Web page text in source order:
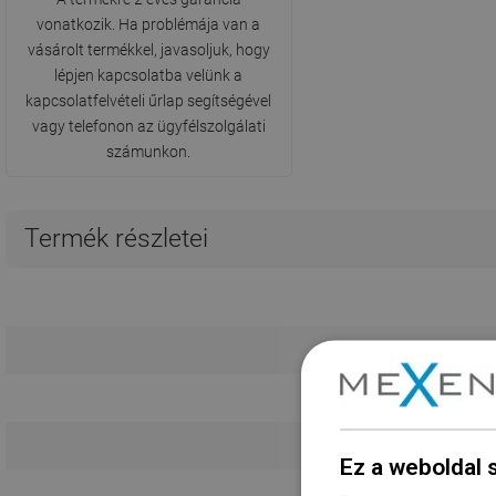
vonatkozik. Ha problémája van a
vásárolt termékkel, javasoljuk, hogy
lépjen kapcsolatba velünk a
kapcsolatfelvételi űrlap segítségével
vagy telefonon az ügyfélszolgálati
számunkon.
Termék részletei
Ez a weboldal